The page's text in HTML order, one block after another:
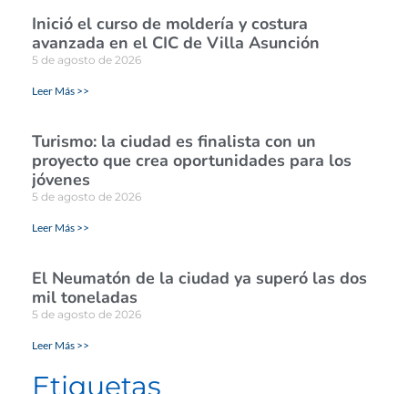
Inició el curso de moldería y costura
avanzada en el CIC de Villa Asunción
5 de agosto de 2026
Leer Más >>
Turismo: la ciudad es finalista con un
proyecto que crea oportunidades para los
jóvenes
5 de agosto de 2026
Leer Más >>
El Neumatón de la ciudad ya superó las dos
mil toneladas
5 de agosto de 2026
Leer Más >>
Etiquetas